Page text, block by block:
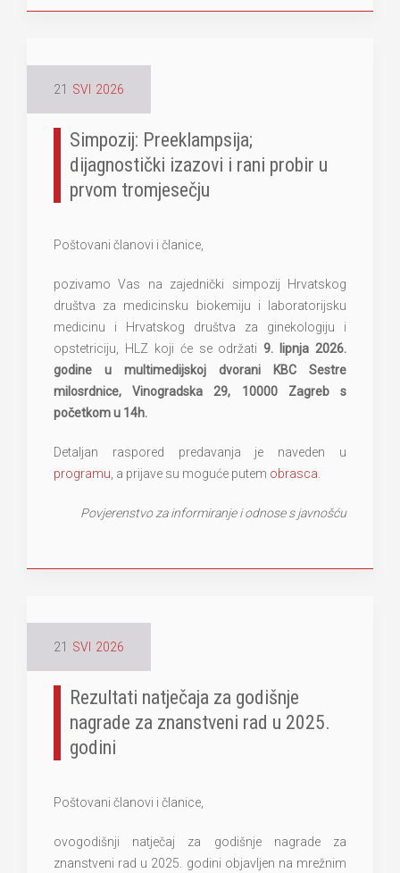
21 SVI 2026
Simpozij: Preeklampsija;
dijagnostički izazovi i rani probir u
prvom tromjesečju
Poštovani članovi i članice,
pozivamo Vas na zajednički simpozij Hrvatskog
društva za medicinsku biokemiju i laboratorijsku
medicinu i Hrvatskog društva za ginekologiju i
opstetriciju, HLZ koji će se održati9. lipnja 2026.
godine u multimedijskoj dvorani KBC Sestre
milosrdnice, Vinogradska 29, 10000 Zagreb s
početkom u 14h.
Detaljan raspored predavanja je naveden u
programu , a prijave su moguće putem obrasca
Povjerenstvo za informiranje i odnose s javnošću
21 SVI 2026
Rezultati natječaja za godišnje
nagrade za znanstveni rad u 2025.
godini
Poštovani članovi i članice,
ovogodišnji natječaj za godišnje nagrade za
znanstveni rad u 2025. godini objavljen na mrežnim